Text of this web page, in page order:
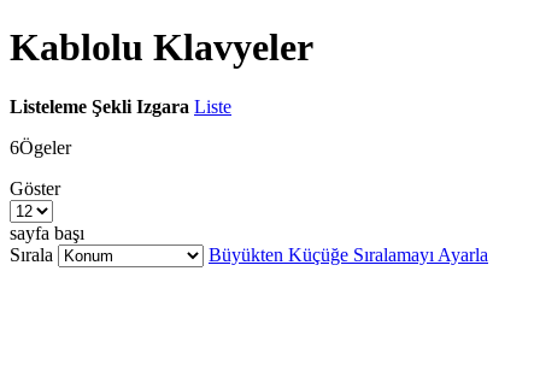
Kablolu Klavyeler
Listeleme Şekli Izgara Liste
6Ögeler
Göster
sayfa başı
Sırala
Büyükten Küçüğe Sıralamayı Ayarla